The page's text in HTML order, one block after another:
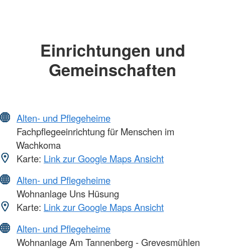
Einrichtungen und
Gemeinschaften
Alten- und Pflegeheime
Fachpflegeeinrichtung für Menschen im
Wachkoma
Karte: Link zur Google Maps Ansicht
Alten- und Pflegeheime
Wohnanlage Uns Hüsung
Karte: Link zur Google Maps Ansicht
Alten- und Pflegeheime
Wohnanlage Am Tannenberg - Grevesmühlen